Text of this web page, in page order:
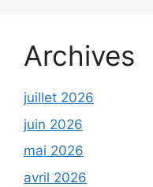
Archives
juillet 2026
juin 2026
mai 2026
avril 2026